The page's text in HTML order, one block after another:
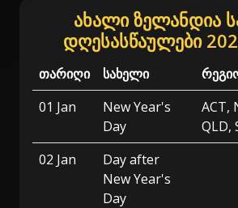
ახალი ზელანდია
დღესასწაულები
თარიღი სახელი
01 Jan
New Year's
Day
ACT,
QLD,
02 Jan
Day after
New Year's
Day